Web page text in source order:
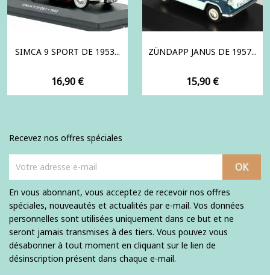
SIMCA 9 SPORT DE 1953...
Prix
16,90 €
ZÜNDAPP JANUS DE 1957...
Prix
15,90 €
Recevez nos offres spéciales
En vous abonnant, vous acceptez de recevoir nos offres
spéciales, nouveautés et actualités par e-mail. Vos données
personnelles sont utilisées uniquement dans ce but et ne
seront jamais transmises à des tiers. Vous pouvez vous
désabonner à tout moment en cliquant sur le lien de
désinscription présent dans chaque e-mail.